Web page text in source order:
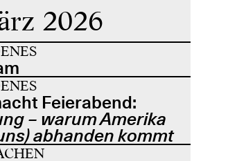
2026
Feierabend:
– warum Amerika
abhanden kommt